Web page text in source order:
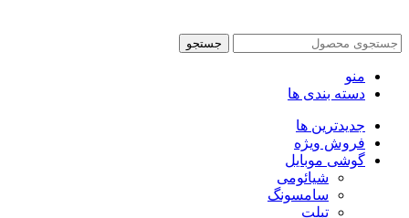
جستجو
منو
دسته بندی ها
جدیدترین ها
فروش ویژه
گوشی موبایل
شیائومی
سامسونگ
تبلت